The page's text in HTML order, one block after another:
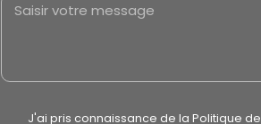
J'ai pris connaissance de la Politique de